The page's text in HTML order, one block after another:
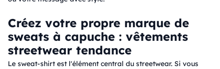
Créez votre propre marque de
sweats à capuche : vêtements
streetwear tendance
Le sweat-shirt est l'élément central du streetwear. Si vous